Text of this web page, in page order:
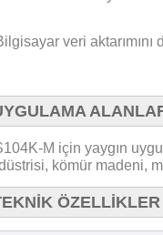
veri aktarımını
M için yaygın
kömür madeni,
ÖZELLİKLER